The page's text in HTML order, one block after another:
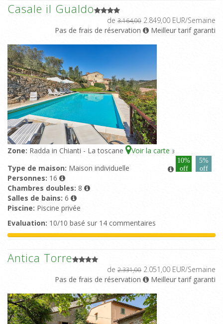
Casale il Gualdo
de 3.164,00 2.849,00 EUR/Semaine
Pas de frais de réservation
Meilleur tarif garanti
Zone: Radda in Chianti - La toscane Voir la carte 3
10%
off
5%
off
Type de maison: Maison individuelle
Personnes: 16
Chambres doubles: 8
Salles de bains: 6
Piscine: Piscine privée
Evaluation: 10/10 basé sur 14 commentaires
Antica Torre
de 2.331,00 2.051,00 EUR/Semaine
Pas de frais de réservation
Meilleur tarif garanti